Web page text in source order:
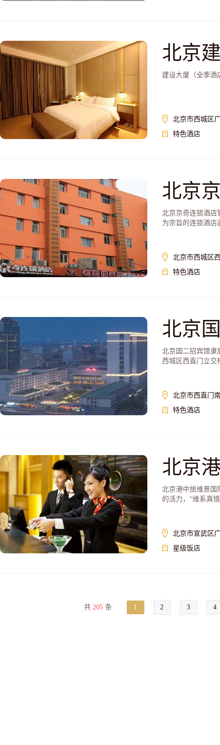
北京
建设大厦（全季酒
北京市西城区
特色酒店
北京
北京京奇连锁酒店
为宗旨的连锁酒店
北京市西城区
特色酒店
北京
北京国二招宾馆隶
西城区西直门立交
北京市西直门
特色酒店
北京
北京港中旅维景国
的活力，“维系真
北京市宣武区
星级饭店
共 205条 1 2 3 4